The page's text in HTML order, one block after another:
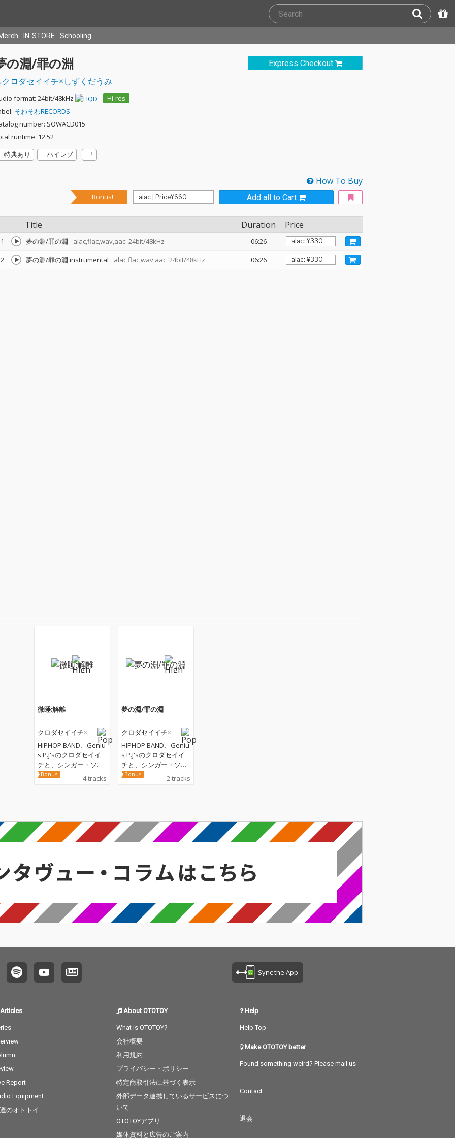
IN-STORE Schooling
Express Checkout
の淵/罪の淵
クロダセイイチ×しずくだうみ
format: 24bit/48kHz
Hi-res
そわそわRECORDS
number: SOWACD015
runtime: 12:52
特典あり
ハイレゾ
How To Buy
Bonus! Add all to Cart
Title Duration Price
1 夢の淵/罪の淵 alac,flac,wav,aac: 24bit/48kHz
06:26
2
夢の淵/罪の淵 instrumental alac,flac,wav,aac: 24bit/48kHz 06:26
微睡:解離
クロダセイイチ×し
HIPHOP BAND、Geniu
s P.J'sのクロダセイイ
チと、シンガー・ソン
グライターのしずくだ
うみによるコラボミニ
の心に偏在するものを
一貫したテーマにして
制作された。シングル
れた「夢の淵/罪の淵」
のほか4曲を収録。
Bonus! 4 tracks
夢の淵/罪の淵
クロダセイイチ×し
HIPHOP BAND、Geniu
s P.J'sのクロダセイイ
チと、シンガー・ソン
グライターのしずくだ
うみによるコラボシン
感情が渦巻く展開とな
っている。ゲストギタ
ーにはしずくだうみの
ルバートのみねが参
加。今回のシングルを
Bonus! 2 tracks
Sync the App
Report
Equipment
のオトトイ
About OTOTOY
What is OTOTOY?
会社概要
利用規約
プライバシー・ポリシー
特定商取引法に基づく表示
外部データ連携しているサービスにつ
いて
OTOTOYアプリ
媒体資料と広告のご案内
Help
Help Top
Make OTOTOY better
Found something weird? Please mail us
Contact
退会